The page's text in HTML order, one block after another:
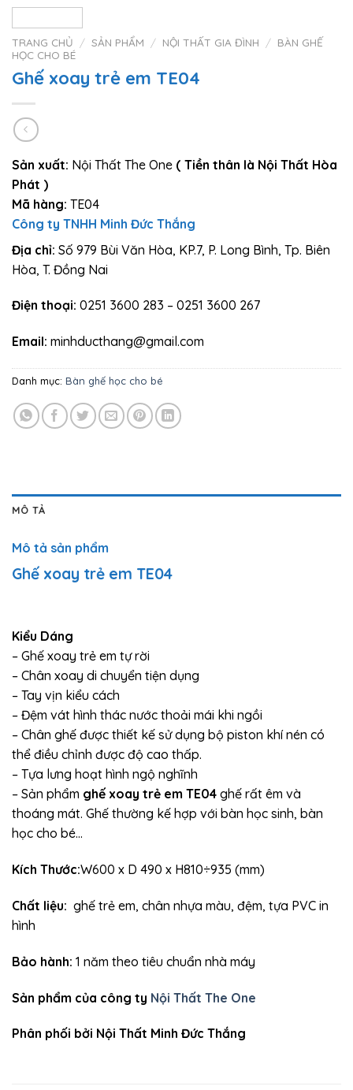
TRANG CHỦ / SẢN PHẨM / NỘI THẤT GIA ĐÌNH / BÀN GHẾ
HỌC CHO BÉ
Ghế xoay trẻ em TE04
Sản xuất: Nội Thất The One ( Tiền thân là Nội Thất Hòa
Phát )
Mã hàng: TE04
Công ty TNHH Minh Đức Thắng
Địa chỉ: Số 979 Bùi Văn Hòa, KP.7, P. Long Bình, Tp. Biên
Hòa, T. Đồng Nai
Điện thoại: 0251 3600 283 – 0251 3600 267
Email: minhducthang@gmail.com
Danh mục: Bàn ghế học cho bé
MÔ TẢ
Mô tả sản phẩm
Ghế xoay trẻ em TE04
Kiểu Dáng
– Ghế xoay trẻ em tự rời
– Chân xoay di chuyển tiện dụng
– Tay vịn kiểu cách
– Đệm vát hình thác nước thoải mái khi ngồi
– Chân ghế được thiết kế sử dụng bộ piston khí nén có
thể điều chỉnh được độ cao thấp.
– Tựa lưng hoạt hình ngộ nghĩnh
– Sản phẩm ghế xoay trẻ em TE04 ghế rất êm và
thoáng mát. Ghế thường kế hợp với bàn học sinh, bàn
học cho bé…
Kích Thước:W600 x D 490 x H810÷935 (mm)
Chất liệu: ghế trẻ em, chân nhựa màu, đệm, tựa PVC in
hình
Bảo hành: 1 năm theo tiêu chuẩn nhà máy
Sản phẩm của công ty Nội Thất The One
Phân phối bởi Nội Thất Minh Đức Thắng